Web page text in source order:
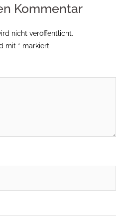
Kommentar
nicht veröffentlicht.
mit * markiert